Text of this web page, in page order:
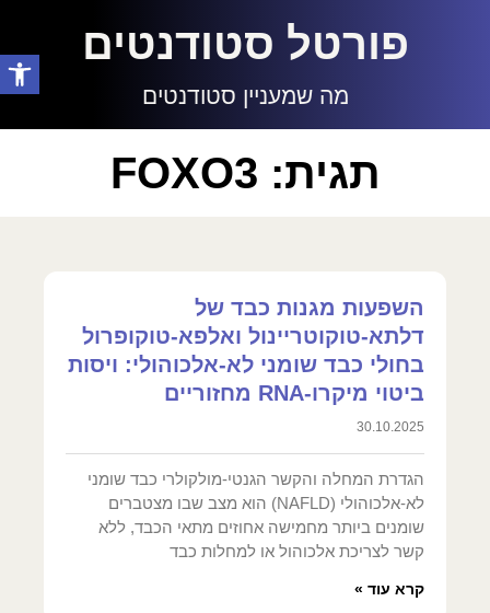
פתח
פורטל סטודנטים
מה שמעניין סטודנטים
תגית: FOXO3
השפעות מגנות כבד של
דלתא-טוקוטריינול ואלפא-טוקופרול
בחולי כבד שומני לא-אלכוהולי: ויסות
ביטוי מיקרו-RNA מחזוריים
30.10.2025
הגדרת המחלה והקשר הגנטי-מולקולרי כבד שומני
לא-אלכוהולי (NAFLD) הוא מצב שבו מצטברים
שומנים ביותר מחמישה אחוזים מתאי הכבד, ללא
קשר לצריכת אלכוהול או למחלות כבד
קרא עוד »